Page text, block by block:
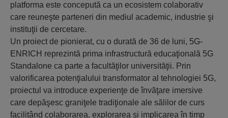
platforma este concepută ca un ecosistem colaborativ
care reuneşte parteneri din mediul academic, industrie şi
instituţii de cercetare.
Un proiect de pionierat, cu o durată de 36 de luni, 5G-
ENRICH reprezintă prima infrastructură educaţională 5G
Standalone ca parte a facultăţilor universităţii. Prin
valorificarea potenţialului transformator al tehnologiei 5G,
proiectul va introduce experienţe de învăţare imersive
care depăşesc graniţele tradiţionale ale sălilor de curs
facilitând colaborarea, explorarea şi implicarea în timp